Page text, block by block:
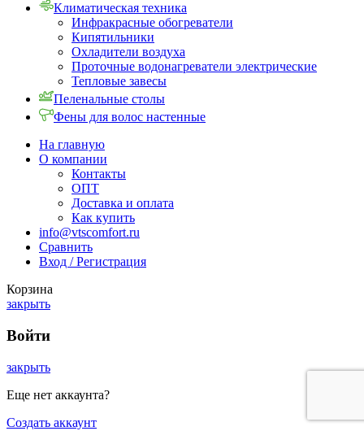
Климатическая техника
Инфракрасные обогреватели
Кипятильники
Охладители воздуха
Проточные водонагреватели электрические
Тепловые завесы
Пеленальные столы
Фены для волос настенные
На главную
О компании
Контакты
ОПТ
Доставка и оплата
Как купить
info@vtscomfort.ru
Сравнить
Вход / Регистрация
Корзина
закрыть
Войти
закрыть
Еще нет аккаунта?
Создать аккаунт